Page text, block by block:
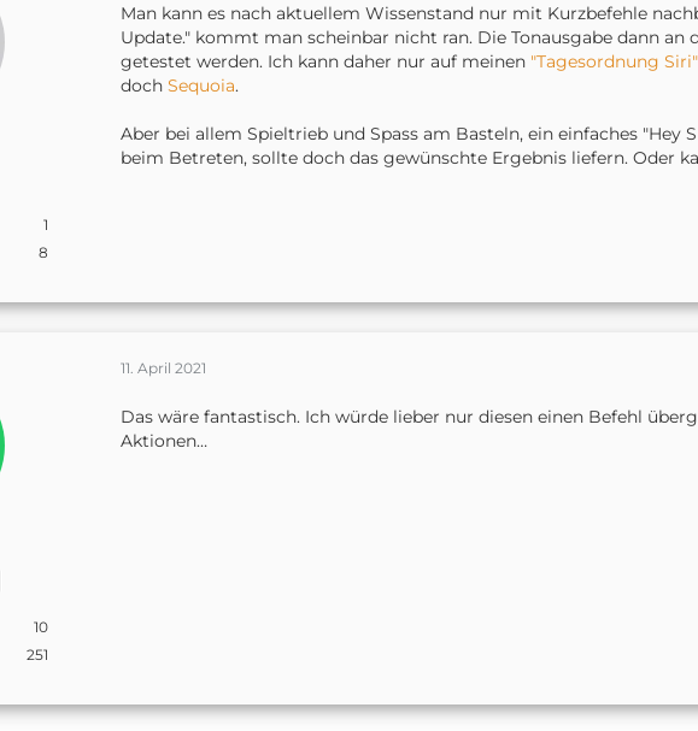
1
8
Man kann es nach aktuellem Wissenstand nur mit Kurzbefehle
Update." kommt man scheinbar nicht ran. Die Tonausgabe dann
getestet werden. Ich kann daher nur auf meinen "Tagesordnung
doch Sequoia.
Aber bei allem Spieltrieb und Spass am Basteln, ein einfaches
beim Betreten, sollte doch das gewünschte Ergebnis liefern. Oder
10
251
11. April 2021
Das wäre fantastisch. Ich würde lieber nur diesen einen Befehl
Aktionen…